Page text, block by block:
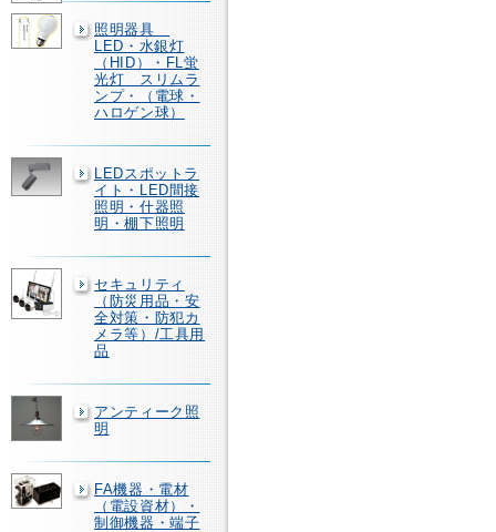
照明器具
LED・水銀灯
（HID）・FL蛍
光灯 スリムラ
ンプ・（電球・
ハロゲン球）
LEDスポットラ
イト・LED間接
照明・什器照
明・棚下照明
セキュリティ
（防災用品・安
全対策・防犯カ
メラ等）/工具用
品
アンティーク照
明
FA機器・電材
（電設資材）・
制御機器・端子